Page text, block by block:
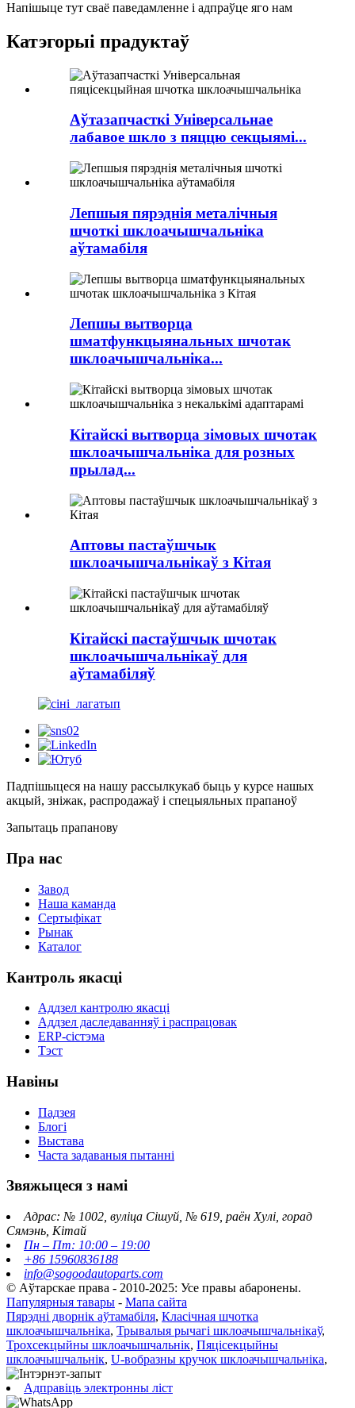
Напішыце тут сваё паведамленне і адпраўце яго нам
Катэгорыі прадуктаў
Аўтазапчасткі Універсальнае
лабавое шкло з пяццю секцыямі...
Лепшыя пярэднія металічныя
шчоткі шклоачышчальніка
аўтамабіля
Лепшы вытворца
шматфункцыянальных шчотак
шклоачышчальніка...
Кітайскі вытворца зімовых шчотак
шклоачышчальніка для розных
прылад...
Аптовы пастаўшчык
шклоачышчальнікаў з Кітая
Кітайскі пастаўшчык шчотак
шклоачышчальнікаў для
аўтамабіляў
Падпішыцеся на нашу рассылкукаб быць у курсе нашых
акцый, зніжак, распродажаў і спецыяльных прапаноў
Запытаць прапанову
Пра нас
Завод
Наша каманда
Сертыфікат
Рынак
Каталог
Кантроль якасці
Аддзел кантролю якасці
Аддзел даследаванняў і распрацовак
ERP-сістэма
Тэст
Навіны
Падзея
Блогі
Выстава
Часта задаваныя пытанні
Звяжыцеся з намі
Адрас: № 1002, вуліца Сішуй, № 619, раён Хулі, горад
Сямэнь, Кітай
Пн – Пт: 10:00 – 19:00
+86 15960836188
info@sogoodautoparts.com
© Аўтарскае права - 2010-2025: Усе правы абаронены.
Папулярныя тавары - Мапа сайта
Пярэдні дворнік аўтамабіля, Класічная шчотка
шклоачышчальніка, Трывалыя рычагі шклоачышчальнікаў,
Трохсекцыйны шклоачышчальнік, Пяцісекцыйны
шклоачышчальнік, U-вобразны кручок шклоачышчальніка,
Адправіць электронны ліст